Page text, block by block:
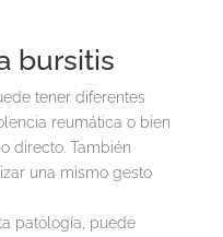
bursitis
tener diferentes
reumática o bien
directo. También
una mismo gesto
patología, puede